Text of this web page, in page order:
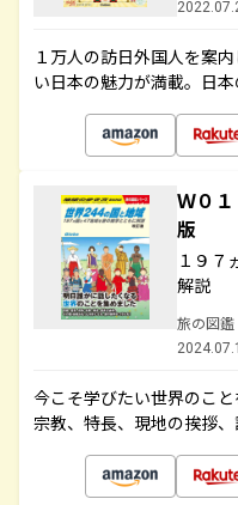
１万人の訪日外国人を案
い日本の魅力が満載。日
Ｗ０
版
１９７
解説
旅の図鑑
今こそ学びたい世界のこ
宗教、特長、現地の挨拶